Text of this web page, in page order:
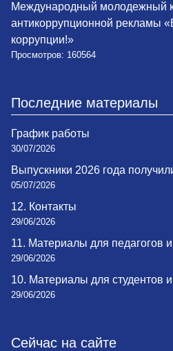
Международный молодежный
антикоррупционной рекламы
коррупции!»
Просмотров: 160564
Последние материалы
График работы
30/07/2026
Выпускники 2026 года
05/07/2026
12. Контакты
29/06/2026
11. Материалы для педагогов
29/06/2026
10. Материалы для студентов
29/06/2026
Сейчас на сайте